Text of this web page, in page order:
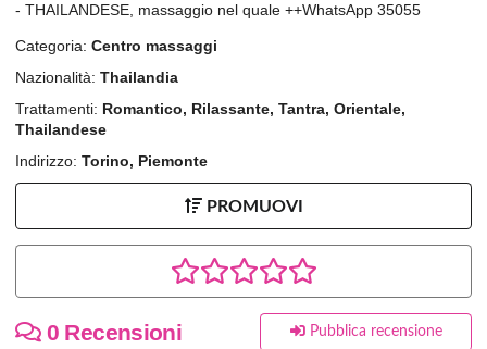
- THAILANDESE, massaggio nel quale ++WhatsApp 35055
Categoria: Centro massaggi
Nazionalità: Thailandia
Trattamenti: Romantico, Rilassante, Tantra, Orientale,
Thailandese
Indirizzo: Torino, Piemonte
PROMUOVI
0 Recensioni Pubblica recensione